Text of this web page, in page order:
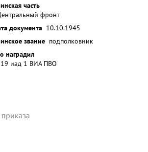
часть
фронт
документа 10.10.1945
звание подполковник
наградил
иад 1 ВИА ПВО